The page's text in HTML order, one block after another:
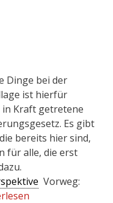
Dinge bei der
ist hierfür
in Kraft getretene
Es gibt
bereits hier sind,
für alle, die erst
Vorweg: